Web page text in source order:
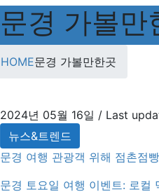
문경 가볼만
HOME문경 가볼만한곳
2024년 05월 16일 / Last
뉴스&트렌드
문경 여행 관광객 위해 점촌점
문경 토요일 여행 이벤트: 로컬